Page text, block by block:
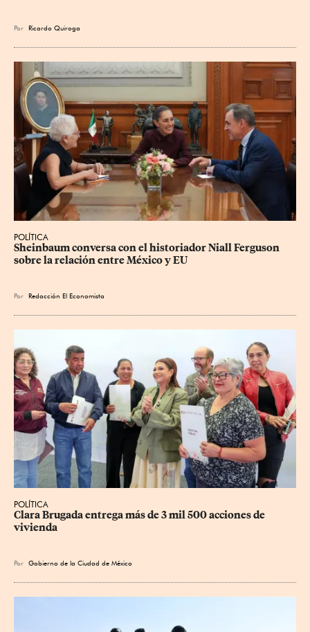
Por Ricardo Quiroga
POLÍTICA
Sheinbaum conversa con el historiador Niall Ferguson
sobre la relación entre México y EU
Por Redacción El Economista
POLÍTICA
Clara Brugada entrega más de 3 mil 500 acciones de
vivienda
Por Gobierno de la Ciudad de México